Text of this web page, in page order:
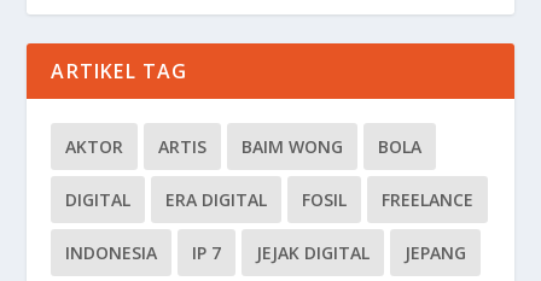
ARTIKEL TAG
AKTOR ARTIS BAIM WONG BOLA
DIGITAL ERA DIGITAL FOSIL FREELANCE
INDONESIA IP 7 JEJAK DIGITAL JEPANG